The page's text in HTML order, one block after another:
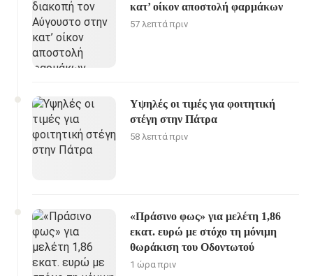
κατ’ οίκον αποστολή φαρμάκων
57 λεπτά πριν
Υψηλές οι τιμές για φοιτητική
στέγη στην Πάτρα
58 λεπτά πριν
«Πράσινο φως» για μελέτη 1,86
εκατ. ευρώ με στόχο τη μόνιμη
θωράκιση του Οδοντωτού
1 ώρα πριν